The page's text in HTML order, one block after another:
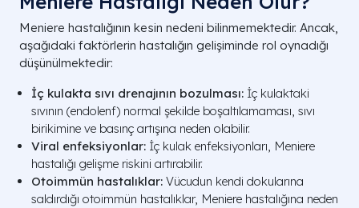
Meniere hastalığının kesin nedeni bilinmemektedir. Ancak,
aşağıdaki faktörlerin hastalığın gelişiminde rol oynadığı
düşünülmektedir:
İç kulakta sıvı drenajının bozulması: İç kulaktaki
sıvının (endolenf) normal şekilde boşaltılamaması, sıvı
birikimine ve basınç artışına neden olabilir.
Viral enfeksiyonlar: İç kulak enfeksiyonları, Meniere
hastalığı gelişme riskini artırabilir.
Otoimmün hastalıklar: Vücudun kendi dokularına
saldırdığı otoimmün hastalıklar, Meniere hastalığına neden